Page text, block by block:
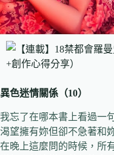
異色迷情關係（10）
我忘了在哪本書上看過一
渴望擁有妳但卻不急著和
在晚上這麼問的時候，所